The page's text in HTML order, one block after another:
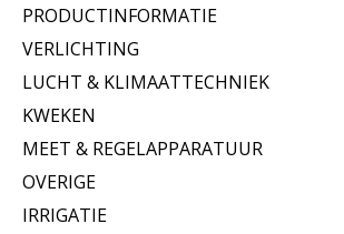
PRODUCTINFORMATIE
VERLICHTING
LUCHT & KLIMAATTECHNIEK
KWEKEN
MEET & REGELAPPARATUUR
OVERIGE
IRRIGATIE